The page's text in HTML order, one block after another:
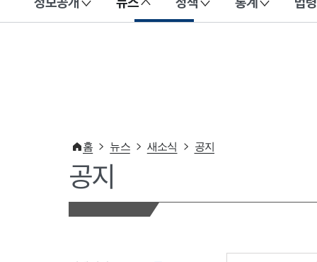
이 누리집은 대한민국 공식 전자정부 누리집입니다.
홈 뉴스 새소식 공지
공지